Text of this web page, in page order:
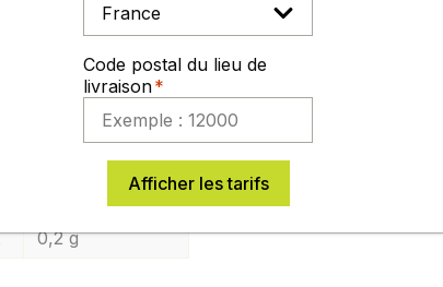
aime la proximité du chou car elle favorise sa
feuilles toute l'année.
cahier des charges,
0,2 g
Code postal du lieu de
livraison
Afficher les tarifs